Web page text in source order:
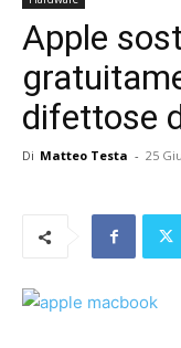
Apple
difettose
Di Matteo Testa - 25